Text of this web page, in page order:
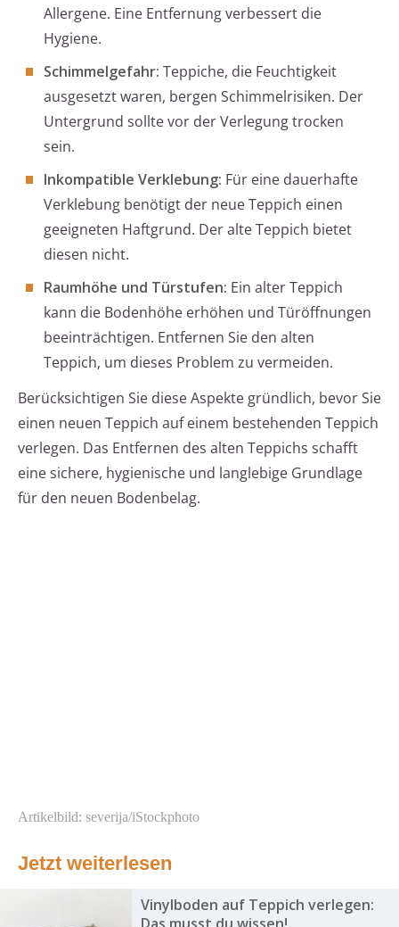
Allergene. Eine Entfernung verbessert die
Hygiene.
Schimmelgefahr: Teppiche, die Feuchtigkeit
ausgesetzt waren, bergen Schimmelrisiken. Der
Untergrund sollte vor der Verlegung trocken
sein.
Inkompatible Verklebung: Für eine dauerhafte
Verklebung benötigt der neue Teppich einen
geeigneten Haftgrund. Der alte Teppich bietet
diesen nicht.
Raumhöhe und Türstufen: Ein alter Teppich
kann die Bodenhöhe erhöhen und Türöffnungen
beeinträchtigen. Entfernen Sie den alten
Teppich, um dieses Problem zu vermeiden.
Berücksichtigen Sie diese Aspekte gründlich, bevor Sie
einen neuen Teppich auf einem bestehenden Teppich
verlegen. Das Entfernen des alten Teppichs schafft
eine sichere, hygienische und langlebige Grundlage
für den neuen Bodenbelag.
Artikelbild: severija/iStockphoto
Jetzt weiterlesen
Vinylboden auf Teppich verlegen: